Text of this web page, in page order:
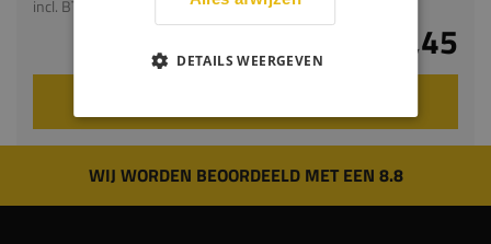
incl. BTW
€ 13,45
WIJ WORDEN BEOORDEELD MET EEN 8.8
DETAILS WEERGEVEN